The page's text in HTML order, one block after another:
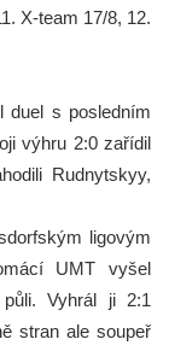
X-team 17/8, 12.
duel s posledním
výhru 2:0 zařídil
Rudnytskyy,
ligovým
UMT vyšel
Vyhrál ji 2:1
stran ale soupeř